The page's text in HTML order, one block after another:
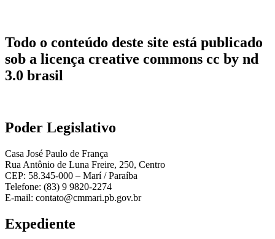
Todo o conteúdo deste site está publicado
sob a licença creative commons cc by nd
3.0 brasil
Poder Legislativo
Casa José Paulo de França
Rua Antônio de Luna Freire, 250, Centro
CEP: 58.345-000 – Marí / Paraíba
Telefone: (83) 9 9820-2274
E-mail: contato@cmmari.pb.gov.br
Expediente